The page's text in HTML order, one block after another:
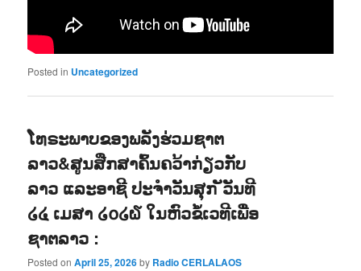
Posted in Uncategorized
ໂທຣະພາບຂອງພລັງຮ່ວມຊາຕ
ລາວ&ສູນສືກສາຄົ້ນຄວ້າກ່ຽວກັບ
ລາວ ແລະອາຊີ ປະຈຳວັນສຸກ ັວັນທີ
໒໔ ເມສາ ໒໐໒໖ ໃນຫົວຂໍ້ເວທີເພື່ອ
ຊາຕລາວ :
Posted onApril 25, 2026by Radio CERLALAOS